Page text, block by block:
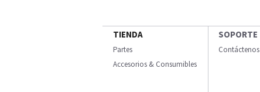
TIENDA
Partes
Accesorios & Consumibles
SOPORTE
Contáctenos